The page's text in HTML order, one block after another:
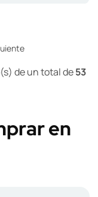
de un total de53
en